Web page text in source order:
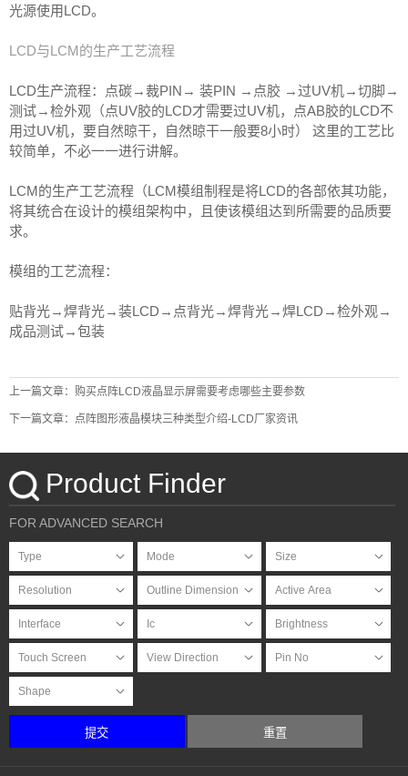
光源使用LCD。
LCD与LCM的生产工艺流程
LCD生产流程：点碳→裁PIN→ 装PIN →点胶 →过UV机→切脚→
测试→检外观（点UV胶的LCD才需要过UV机，点AB胶的LCD不
用过UV机，要自然晾干，自然晾干一般要8小时） 这里的工艺比
较简单，不必一一进行讲解。
LCM的生产工艺流程（LCM模组制程是将LCD的各部依其功能，
将其统合在设计的模组架构中，且使该模组达到所需要的品质要
求。
模组的工艺流程：
贴背光→焊背光→装LCD→点背光→焊背光→焊LCD→检外观→
成品测试→包装
上一篇文章：购买点阵LCD液晶显示屏需要考虑哪些主要参数
下一篇文章：点阵图形液晶模块三种类型介绍-LCD厂家资讯
Product Finder
FOR ADVANCED SEARCH
提交 重置